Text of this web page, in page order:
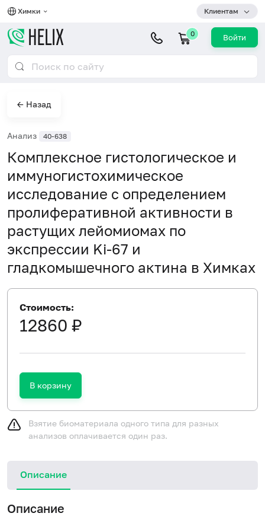
Химки Клиентам
0 Войти
← Назад
Анализ 40-638
Комплексное гистологическое и
иммуногистохимическое
исследование с определением
пролиферативной активности в
растущих лейомиомах по
экспрессии Ki-67 и
гладкомышечного актина в Химках
Стоимость:
12860 ₽
В корзину
Взятие биоматериала одного типа для разных
анализов оплачивается один раз.
Описание
Описание